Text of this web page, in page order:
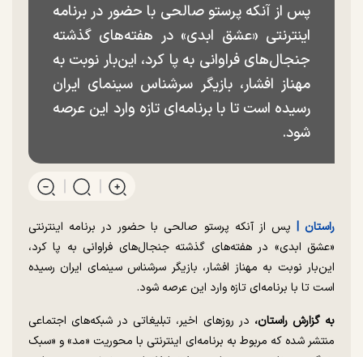
پس از آنکه پرستو صالحی با حضور در برنامه
اینترنتی «عشق ابدی» در هفته‌های گذشته
جنجال‌های فراوانی به پا کرد، این‌بار نوبت به
مهناز افشار، بازیگر سرشناس سینمای ایران
رسیده است تا با برنامه‌ای تازه وارد این عرصه
شود.
راستان | پس از آنکه پرستو صالحی با حضور در برنامه اینترنتی
«عشق ابدی» در هفته‌های گذشته جنجال‌های فراوانی به پا کرد،
این‌بار نوبت به مهناز افشار، بازیگر سرشناس سینمای ایران رسیده
است تا با برنامه‌ای تازه وارد این عرصه شود.
به گزارش راستان، در روز‌های اخیر، تبلیغاتی در شبکه‌های اجتماعی
منتشر شده که مربوط به برنامه‌ای اینترنتی با محوریت «مد» و «سبک